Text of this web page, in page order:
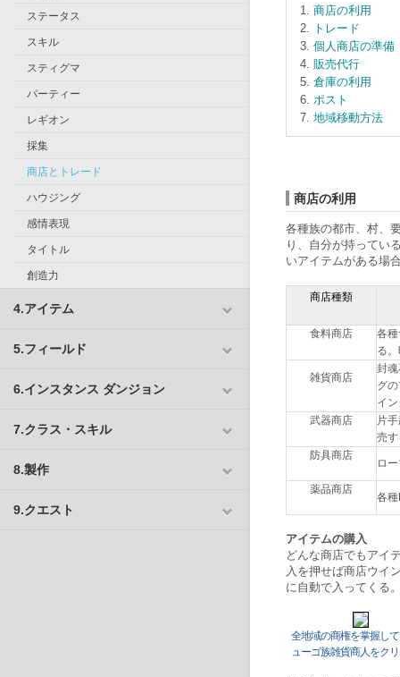
ステータス
スキル
スティグマ
パーティー
レギオン
採集
商店とトレード
ハウジング
感情表現
タイトル
創造力
4.アイテム
5.フィールド
6.インスタンス ダンジョン
7.クラス・スキル
8.製作
9.クエスト
商店の利用
トレード
個人商店の準備
販売代行
倉庫の利用
ポスト
地域移動方法
商店の利用
各種族の都市、村、
り、自分が持ってい
いアイテムがある場
商店種類
食料商店
各
る
雑貨商店
封
グ
イ
武器商店
片
売
防具商店
ロ
薬品商店
各
アイテムの購入
どんな商店でもアイ
入を押せば商店ウイ
に自動で入ってくる
全地域の商権を掌握し
ューゴ族雑貨商人をク